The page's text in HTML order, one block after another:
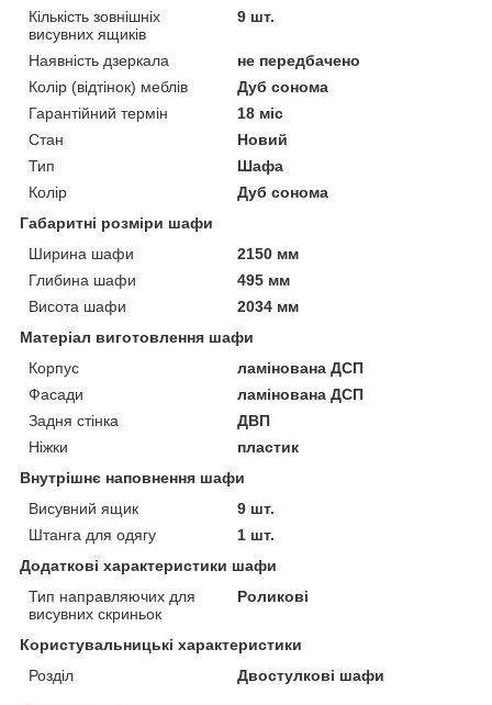
Кількість зовнішніх
висувних ящиків
9 шт.
Наявність дзеркала
не передбачено
Колір (відтінок) меблів
Дуб сонома
Гарантійний термін
18 міс
Стан
Новий
Тип
Шафа
Колір
Дуб сонома
Габаритні розміри шафи
Ширина шафи
2150 мм
Глибина шафи
495 мм
Висота шафи
2034 мм
Матеріал виготовлення шафи
Корпус
ламінована ДСП
Фасади
ламінована ДСП
Задня стінка
ДВП
Ніжки
пластик
Внутрішнє наповнення шафи
Висувний ящик
9 шт.
Штанга для одягу
1 шт.
Додаткові характеристики шафи
Тип направляючих для
висувних скриньок
Роликові
Користувальницькі характеристики
Розділ
Двостулкові шафи